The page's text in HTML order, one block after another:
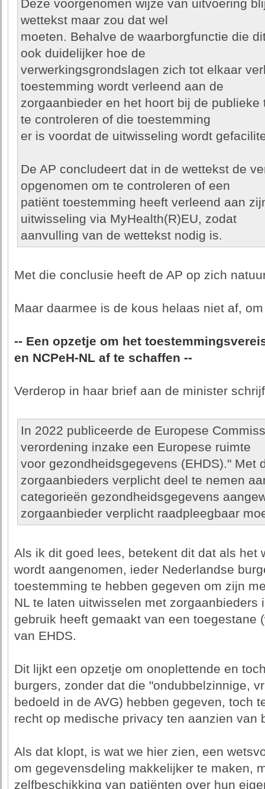
Deze voorgenomen wijze van uitvoering
wettekst maar zou dat wel
moeten. Behalve de waarborgfunctie die
ook duidelijker hoe de
verwerkingsgrondslagen zich tot elkaar
toestemming wordt verleend aan de
zorgaanbieder en het hoort bij de publieke
te controleren of die toestemming
er is voordat de uitwisseling wordt
De AP concludeert dat in de wettekst de
opgenomen om te controleren of een
patiënt toestemming heeft verleend aan
uitwisseling via MyHealth(R)EU, zodat
aanvulling van de wettekst nodig is.
Met die conclusie heeft de AP op zich
Maar daarmee is de kous helaas niet af,
-- Een opzetje om het
en NCPeH-NL af te schaffen --
Verderop in haar brief aan de minister
In 2022 publiceerde de Europese
verordening inzake een Europese ruimte
voor gezondheidsgegevens (EHDS)." Met
zorgaanbieders verplicht deel te nemen
categorieën gezondheidsgegevens
zorgaanbieder verplicht raadpleegbaar
Als ik dit goed lees, betekent dit dat als het
wordt aangenomen, ieder Nederlandse
toestemming te hebben gegeven om zijn
NL te laten uitwisselen met zorgaanbieders
gebruik heeft gemaakt van een toegestane
van EHDS.
Dit lijkt een opzetje om onoplettende en
burgers, zonder dat die "ondubbelzinnige,
bedoeld in de AVG) hebben gegeven, toch
recht op medische privacy ten aanzien van
Als dat klopt, is wat we hier zien, een
om gegevensdeling makkelijker te maken,
zelfbeschikking van patiënten over hun